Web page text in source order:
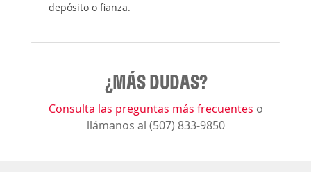
depósito o fianza.
¿MÁS DUDAS?
Consulta las preguntas más frecuentes o
llámanos al (507) 833-9850